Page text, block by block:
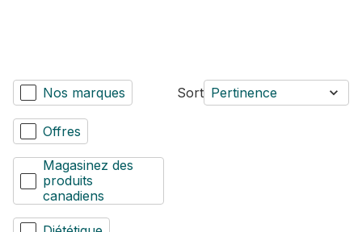
Nos marques
Offres
Magasinez des
produits
canadiens
Sort Pertinence